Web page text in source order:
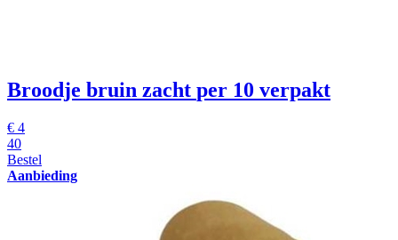
Broodje bruin zacht per 10 verpakt
€ 4
40
Bestel
Aanbieding